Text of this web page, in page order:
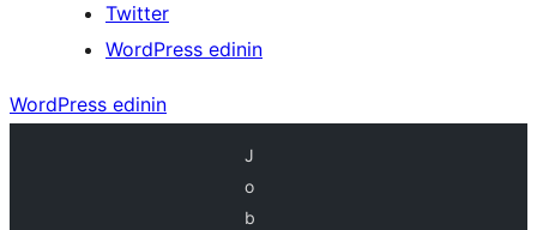
Twitter
WordPress edinin
WordPress edinin
J
o
b